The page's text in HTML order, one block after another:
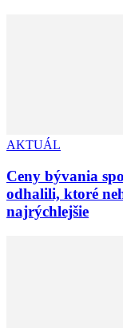
AKTUÁL
Ceny bývania
odhalili, ktoré
najrýchlejšie